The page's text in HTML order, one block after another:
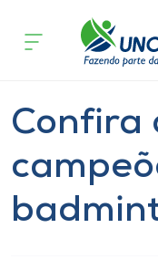
Cursos
Atendimento ao
acontece
Esporte
Confira